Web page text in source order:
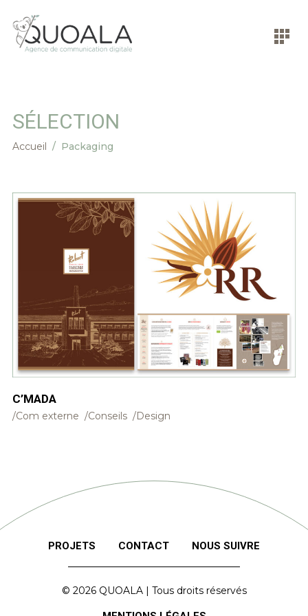
SÉLECTION
Accueil / Packaging
C’MADA
Com externe Conseils Design
PROJETS CONTACT NOUS SUIVRE
© 2026 QUOALA| Tous droits réservés